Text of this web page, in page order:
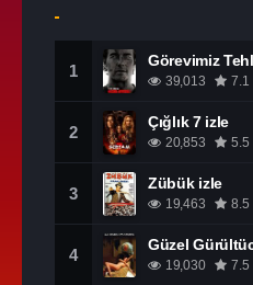
1
39,013 7.1
2
Çığlık 7 izle
20,853 5.5
3
Zübük izle
19,463 8.5
4
Güzel
19,030 7.5